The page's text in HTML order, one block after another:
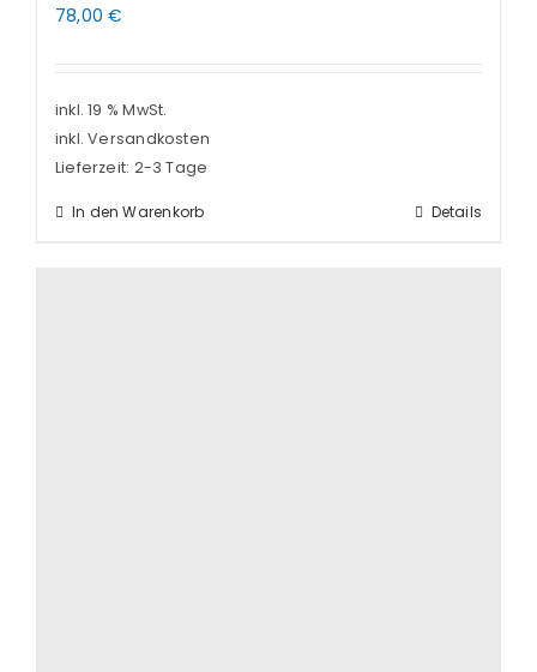
78,00€
inkl. 19 % MwSt.
inkl. Versandkosten
Lieferzeit: 2-3 Tage
In den Warenkorb Details